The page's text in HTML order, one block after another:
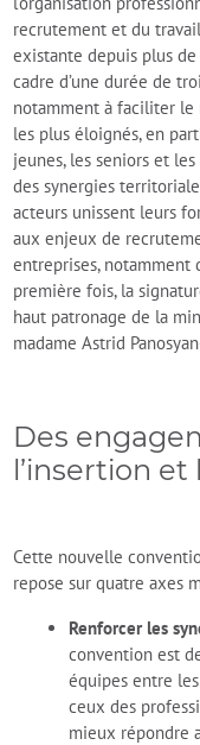
recrutement et du
existante depuis plus
cadre d’une durée de
notamment à faciliter le
les plus éloignés, en
jeunes, les seniors et les
des synergies
acteurs unissent leurs
aux enjeux de
entreprises, notamment
première fois, la
haut patronage de la
madame Astrid
Des
l’insertion
Cette nouvelle
repose sur quatre axes
Renforcer les
convention est
équipes entre
ceux des
mieux répondre